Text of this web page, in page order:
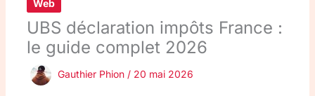
Web
UBS déclaration impôts France :
le guide complet 2026
Gauthier Phion / 20 mai 2026